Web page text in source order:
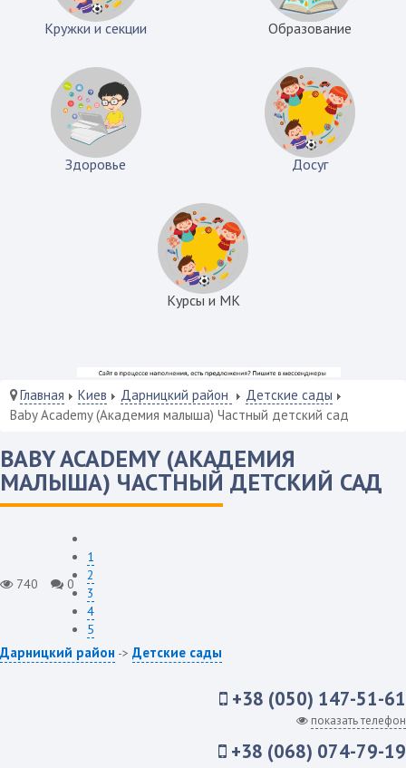
Кружки и секции Образование
Здоровье Досуг
Курсы и МК
Главная Киев Дарницкий район
Детские сады
Baby Academy (Академия малыша) Частный детский сад
BABY ACADEMY (АКАДЕМИЯ
МАЛЫША) ЧАСТНЫЙ ДЕТСКИЙ САД
740 0
1
2
3
4
5
Дарницкий район -> Детские сады
+38 (050) 147-51-61
показать телефон
+38 (068) 074-79-19